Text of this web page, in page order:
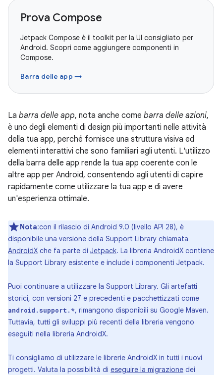
Prova Compose
Jetpack Compose è il toolkit per la UI consigliato per
Android. Scopri come aggiungere componenti in
Compose.
Barra delle app →
La barra delle app, nota anche come barra delle azioni,
è uno degli elementi di design più importanti nelle attività
della tua app, perché fornisce una struttura visiva ed
elementi interattivi che sono familiari agli utenti. L'utilizzo
della barra delle app rende la tua app coerente con le
altre app per Android, consentendo agli utenti di capire
rapidamente come utilizzare la tua app e di avere
un'esperienza ottimale.
Nota:con il rilascio di Android 9.0 (livello API 28), è
disponibile una versione della Support Library chiamata
AndroidX che fa parte di Jetpack. La libreria AndroidX contiene
la Support Library esistente e include i componenti Jetpack.
Puoi continuare a utilizzare la Support Library. Gli artefatti
storici, con versioni 27 e precedenti e pacchettizzati come
android.support.*, rimangono disponibili su Google Maven.
Tuttavia, tutti gli sviluppi più recenti della libreria vengono
eseguiti nella libreria AndroidX.
Ti consigliamo di utilizzare le librerie AndroidX in tutti i nuovi
progetti. Valuta la possibilità di eseguire la migrazione dei